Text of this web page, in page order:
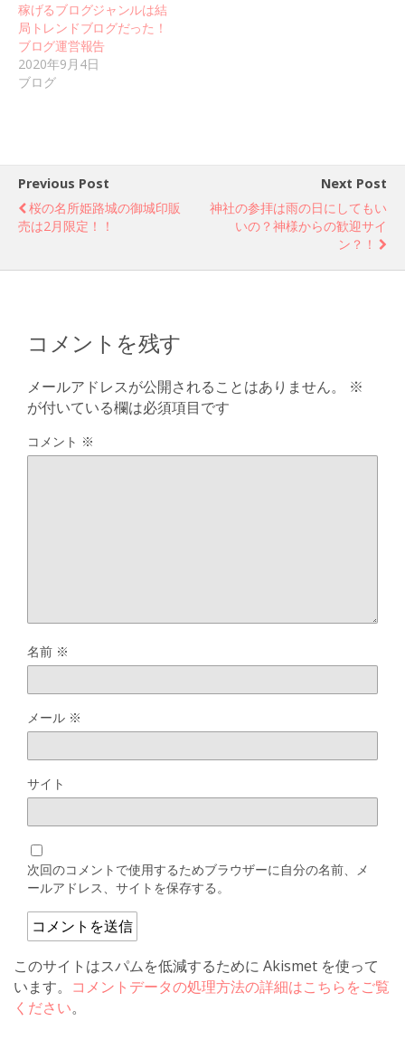
稼げるブログジャンルは結
局トレンドブログだった！
ブログ運営報告
2020年9月4日
ブログ
Previous Post
桜の名所姫路城の御城印販
売は2月限定！！
Next Post
神社の参拝は雨の日にしてもい
いの？神様からの歓迎サイ
ン？！
コメントを残す
メールアドレスが公開されることはありません。
※
が付いている欄は必須項目です
コメント ※
名前 ※
メール ※
サイト
次回のコメントで使用するためブラウザーに自分の名前、メ
ールアドレス、サイトを保存する。
このサイトはスパムを低減するために Akismet を使って
います。 コメントデータの処理方法の詳細はこちらをご覧
ください。